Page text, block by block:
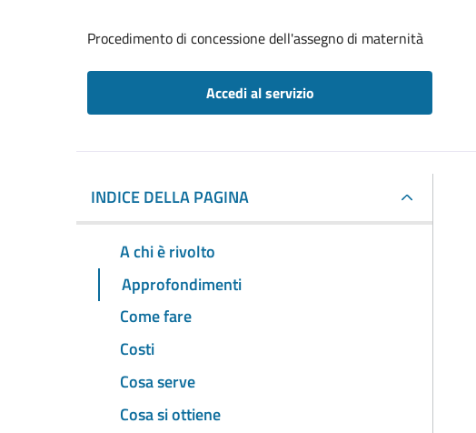
Procedimento di concessione dell'assegno di maternità
Accedi al servizio
INDICE DELLA PAGINA
A chi è rivolto
Approfondimenti
Come fare
Costi
Cosa serve
Cosa si ottiene